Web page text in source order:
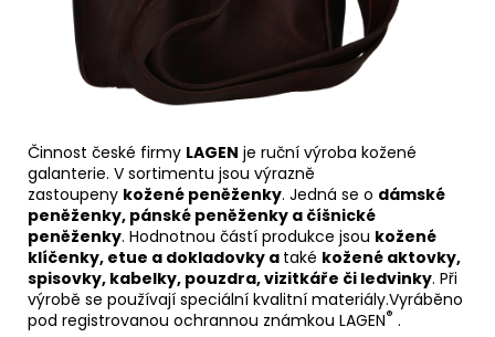
Činnost české firmy LAGEN je ruční výroba kožené
galanterie. V sortimentu jsou výrazně
zastoupeny kožené peněženky. Jedná se o dámské
peněženky, pánské peněženky a číšnické
peněženky. Hodnotnou částí produkce jsou kožené
klíčenky, etue a dokladovky a také kožené aktovky,
spisovky, kabelky, pouzdra, vizitkáře či ledvinky. Při
výrobě se používají speciální kvalitní materiály.Vyráběno
pod registrovanou ochrannou známkou LAGEN® .